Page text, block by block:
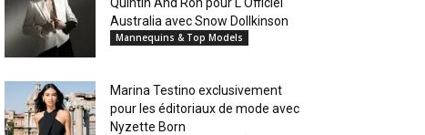
Australia avec Snow Dollkinson
Mannequins & Top Models
Marina Testino exclusivement
pour les éditoriaux de mode avec
Nyzette Born